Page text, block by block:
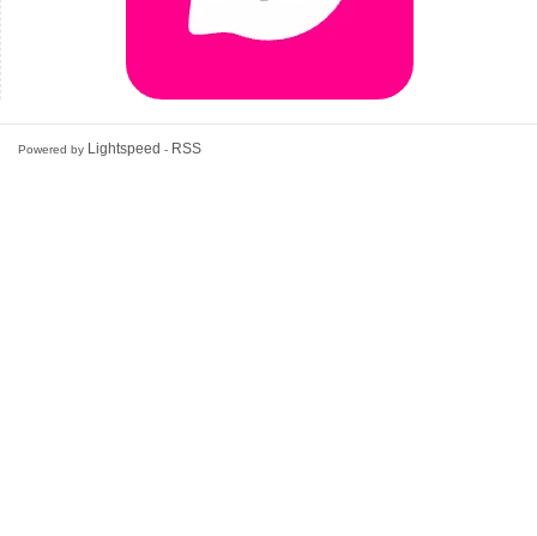
Powered by Lightspeed - RSS